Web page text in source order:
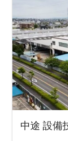
中途 設備